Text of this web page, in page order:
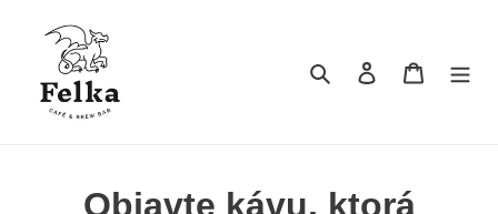
VyhľadaťPrihlásiť sa
Košík
Objavte kávu, ktorá